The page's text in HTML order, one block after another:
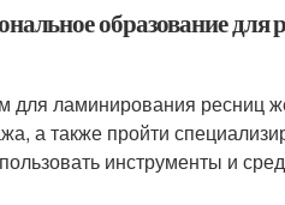
образование
ламинирования ресниц
а также пройти
инструменты и